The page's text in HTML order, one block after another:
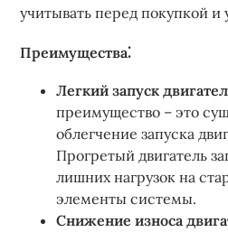
учитывать перед покупкой и
Преимущества⁚
Легкий запуск
преимущество – это
облегчение запуска
Прогретый двигатель
лишних нагрузок на
элементы системы.
Снижение износа